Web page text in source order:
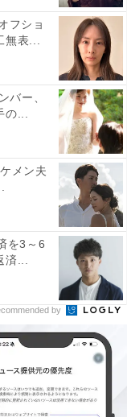
フショ
無表...
バー、
の...
メン夫
を3～6
済...
by